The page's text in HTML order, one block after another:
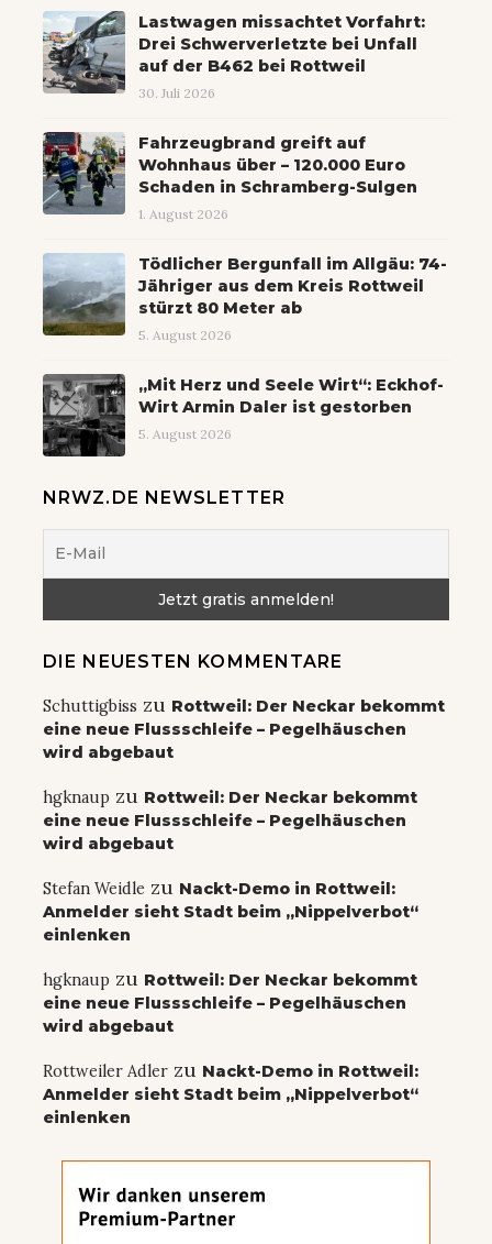
Lastwagen missachtet Vorfahrt:
Drei Schwerverletzte bei Unfall
auf der B462 bei Rottweil
30. Juli 2026
Fahrzeugbrand greift auf
Wohnhaus über – 120.000 Euro
Schaden in Schramberg-Sulgen
1. August 2026
Tödlicher Bergunfall im Allgäu: 74-
Jähriger aus dem Kreis Rottweil
stürzt 80 Meter ab
5. August 2026
„Mit Herz und Seele Wirt“: Eckhof-
Wirt Armin Daler ist gestorben
5. August 2026
NRWZ.DE NEWSLETTER
DIE NEUESTEN KOMMENTARE
Schuttigbiss zu Rottweil: Der Neckar bekommt
eine neue Flussschleife – Pegelhäuschen
wird abgebaut
hgknaup zu Rottweil: Der Neckar bekommt
eine neue Flussschleife – Pegelhäuschen
wird abgebaut
Stefan Weidle zu Nackt-Demo in Rottweil:
Anmelder sieht Stadt beim „Nippelverbot“
einlenken
hgknaup zu Rottweil: Der Neckar bekommt
eine neue Flussschleife – Pegelhäuschen
wird abgebaut
Rottweiler Adler zu Nackt-Demo in Rottweil:
Anmelder sieht Stadt beim „Nippelverbot“
einlenken